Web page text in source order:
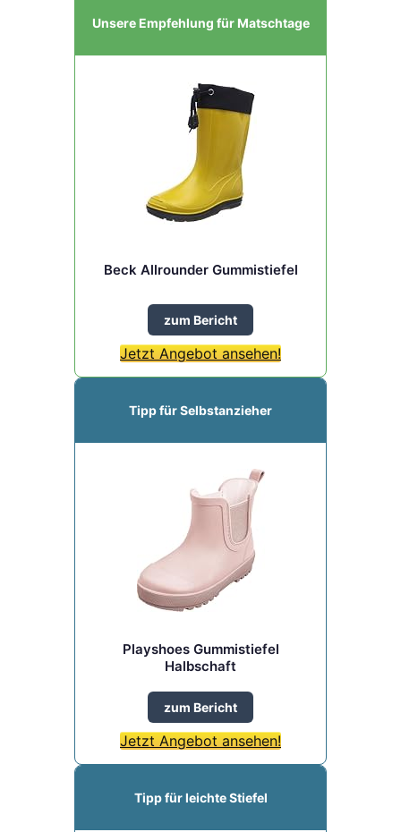
Unsere Empfehlung für Matschtage
Beck Allrounder Gummistiefel
zum Bericht
Jetzt Angebot ansehen!
Tipp für Selbstanzieher
Playshoes Gummistiefel
Halbschaft
zum Bericht
Jetzt Angebot ansehen!
Tipp für leichte Stiefel